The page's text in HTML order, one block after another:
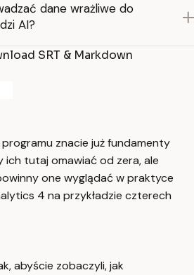
dane wrażliwe do
AI?
SRT & Markdown
znacie już fundamenty
ich tutaj omawiać od zera, ale
one wyglądać w praktyce
4 na przykładzie czterech
abyście zobaczyli, jak